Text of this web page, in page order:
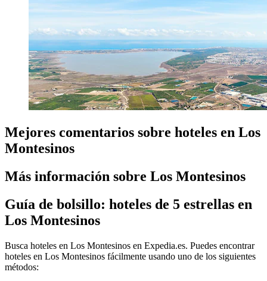
Mejores comentarios sobre hoteles en Los
Montesinos
Más información sobre Los Montesinos
Guía de bolsillo: hoteles de 5 estrellas en
Los Montesinos
Busca hoteles en Los Montesinos en Expedia.es. Puedes encontrar
hoteles en Los Montesinos fácilmente usando uno de los siguientes
métodos: